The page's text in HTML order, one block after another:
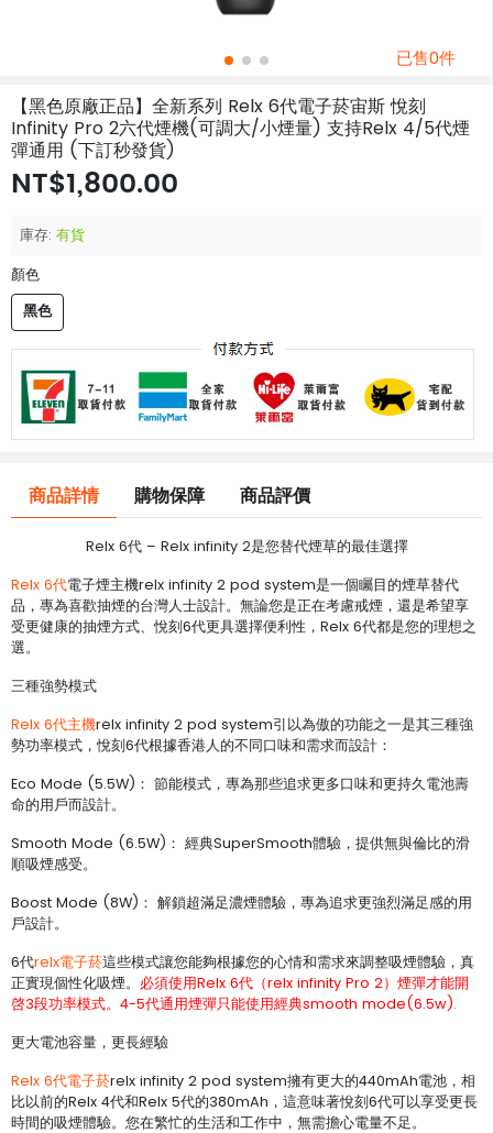
已售0件
【黑色原廠正品】全新系列 Relx 6代電子菸宙斯 悅刻
Infinity Pro 2六代煙機(可調大/小煙量) 支持Relx 4/5代煙
彈通用 (下訂秒發貨)
NT$1,800.00
庫存: 有貨
顏色
黑色
商品詳情 購物保障 商品評價
Relx 6代 – Relx infinity 2是您替代煙草的最佳選擇
Relx 6代電子煙主機relx infinity 2 pod system是一個矚目的煙草替代
品，專為喜歡抽煙的台灣人士設計。無論您是正在考慮戒煙，還是希望享
受更健康的抽煙方式、悅刻6代更具選擇便利性，Relx 6代都是您的理想之
選。
三種強勢模式
Relx 6代主機relx infinity 2 pod system引以為傲的功能之一是其三種強
勢功率模式，悅刻6代根據香港人的不同口味和需求而設計：
Eco Mode (5.5W)： 節能模式，專為那些追求更多口味和更持久電池壽
命的用戶而設計。
Smooth Mode (6.5W)： 經典SuperSmooth體驗，提供無與倫比的滑
順吸煙感受。
Boost Mode (8W)： 解鎖超滿足濃煙體驗，專為追求更強烈滿足感的用
戶設計。
6代relx電子菸這些模式讓您能夠根據您的心情和需求來調整吸煙體驗，真
正實現個性化吸煙。 必須使用Relx 6代（relx infinity Pro 2）煙彈才能開
啓3段功率模式。4-5代通用煙彈只能使用經典smooth mode(6.5w).
更大電池容量，更長經驗
Relx 6代電子菸relx infinity 2 pod system擁有更大的440mAh電池，相
比以前的Relx 4代和Relx 5代的380mAh，這意味著悅刻6代可以享受更長
時間的吸煙體驗。您在繁忙的生活和工作中，無需擔心電量不足。